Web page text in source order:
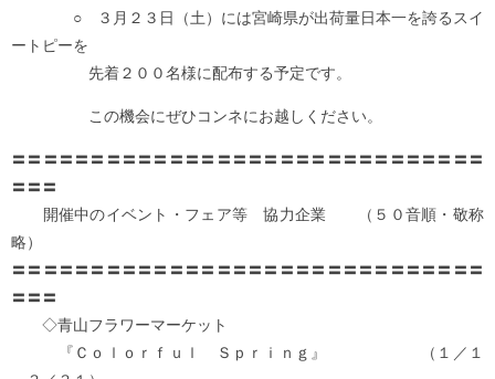
○ ３月２３日（土）には宮崎県が出荷量日本一を誇るスイ
ートピーを
先着２００名様に配布する予定です。
この機会にぜひコンネにお越しください。
〓〓〓〓〓〓〓〓〓〓〓〓〓〓〓〓〓〓〓〓〓〓〓〓〓〓〓〓〓〓
〓〓〓
開催中のイベント・フェア等 協力企業 （５０音順・敬称
略）
〓〓〓〓〓〓〓〓〓〓〓〓〓〓〓〓〓〓〓〓〓〓〓〓〓〓〓〓〓〓
〓〓〓
◇青山フラワーマーケット
『Ｃｏｌｏｒｆｕｌ Ｓｐｒｉｎｇ』 （１／１